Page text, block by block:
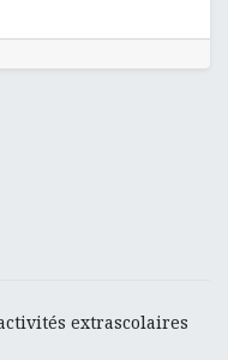
extrascolaires